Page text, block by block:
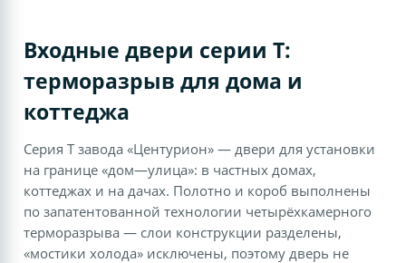
Входные двери серии T:
терморазрыв для дома и
коттеджа
Серия T завода «Центурион» — двери для установки
на границе «дом—улица»: в частных домах,
коттеджах и на дачах. Полотно и короб выполнены
по запатентованной технологии четырёхкамерного
терморазрыва — слои конструкции разделены,
«мостики холода» исключены, поэтому дверь не